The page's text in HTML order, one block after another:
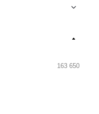
163 650